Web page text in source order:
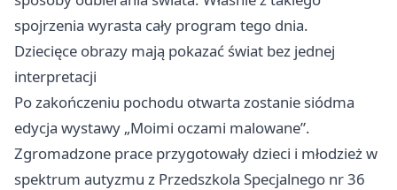
spojrzenia wyrasta cały program tego dnia.
Dziecięce obrazy mają pokazać świat bez jednej
interpretacji
Po zakończeniu pochodu otwarta zostanie siódma
edycja wystawy „Moimi oczami malowane”.
Zgromadzone prace przygotowały dzieci i młodzież w
spektrum autyzmu z Przedszkola Specjalnego nr 36